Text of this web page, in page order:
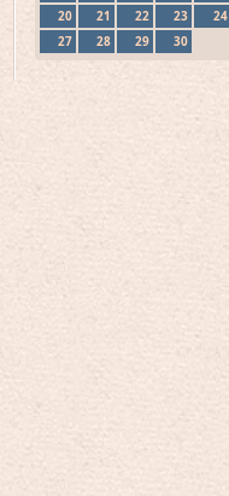
20
21 22 23 24
27
28 29 30